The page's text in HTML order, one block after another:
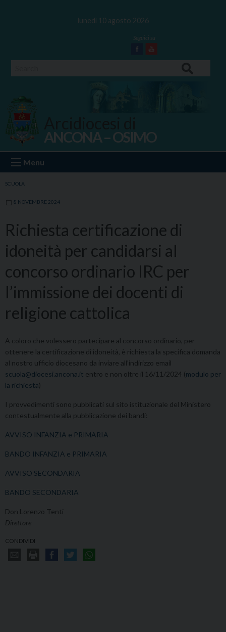
lunedì 10 agosto 2026
Facebook
Youtube
Ancona Osimo
ANCONA – OSIMO
Menu
SCUOLA
8 NOVEMBRE 2024
Richiesta certificazione di
idoneità per candidarsi al
concorso ordinario IRC per
l’immissione dei docenti di
religione cattolica
A coloro che volessero partecipare al concorso ordinario, per
ottenere la certificazione di idoneità, è richiesta la specifica domanda
al nostro ufficio diocesano da inviare all’indirizzo email
scuola@diocesi.ancona.it entro e non oltre il 16/11/2024 (modulo per
la richiesta)
I provvedimenti sono pubblicati sul sito istituzionale del Ministero
contestualmente alla pubblicazione dei bandi:
AVVISO INFANZIA e PRIMARIA
BANDO INFANZIA e PRIMARIA
AVVISO SECONDARIA
BANDO SECONDARIA
Don Lorenzo Tenti
Direttore
CONDIVIDI